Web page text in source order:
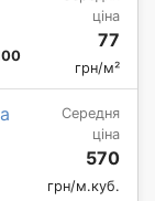
ціна
77
грн/м²
Середня
ціна
570
грн/м.куб.